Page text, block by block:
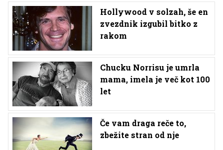
Hollywood v solzah, še en
zvezdnik izgubil bitko z
rakom
Chucku Norrisu je umrla
mama, imela je več kot 100
let
Če vam draga reče to,
zbežite stran od nje